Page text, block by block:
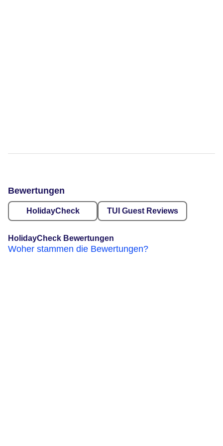
Bewertungen
HolidayCheck TUI Guest Reviews
HolidayCheck Bewertungen
Woher stammen die Bewertungen?